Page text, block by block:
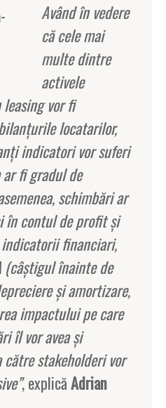
Având în vedere
că cele mai
multe dintre
activele
vor fi
locatarilor,
indicatori vor suferi
fi gradul de
schimbări ar
în contul de profit şi
financiari,
(câştigul înainte de
şi amortizare,
impactului pe care
îl vor avea şi
către stakeholderi vor
, explicăAdrian